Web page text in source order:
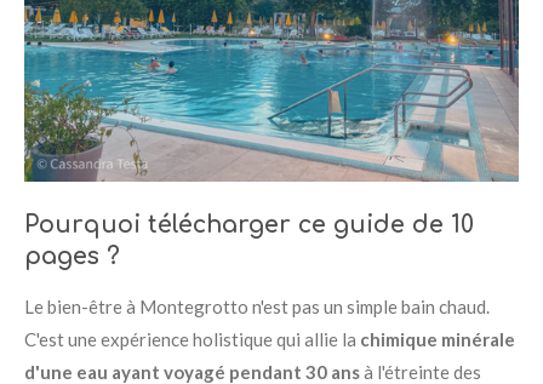
Pourquoi télécharger ce guide de 10
pages ?
Le bien-être à Montegrotto n'est pas un simple bain chaud.
C'est une expérience holistique qui allie la chimique minérale
d'une eau ayant voyagé pendant 30 ansà l'étreinte des